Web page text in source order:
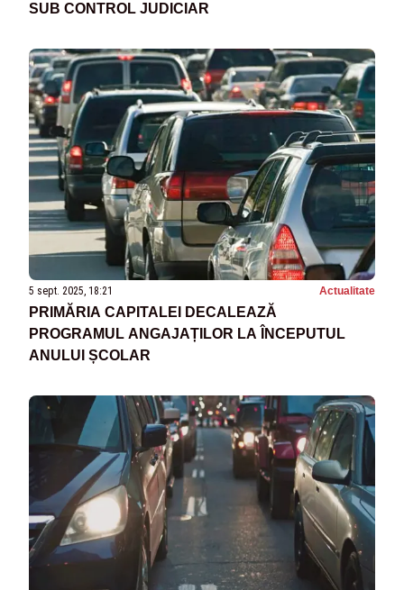
SUB CONTROL JUDICIAR
5 sept. 2025, 18:21 Actualitate
PRIMĂRIA CAPITALEI DECALEAZĂ
PROGRAMUL ANGAJAȚILOR LA ÎNCEPUTUL
ANULUI ȘCOLAR